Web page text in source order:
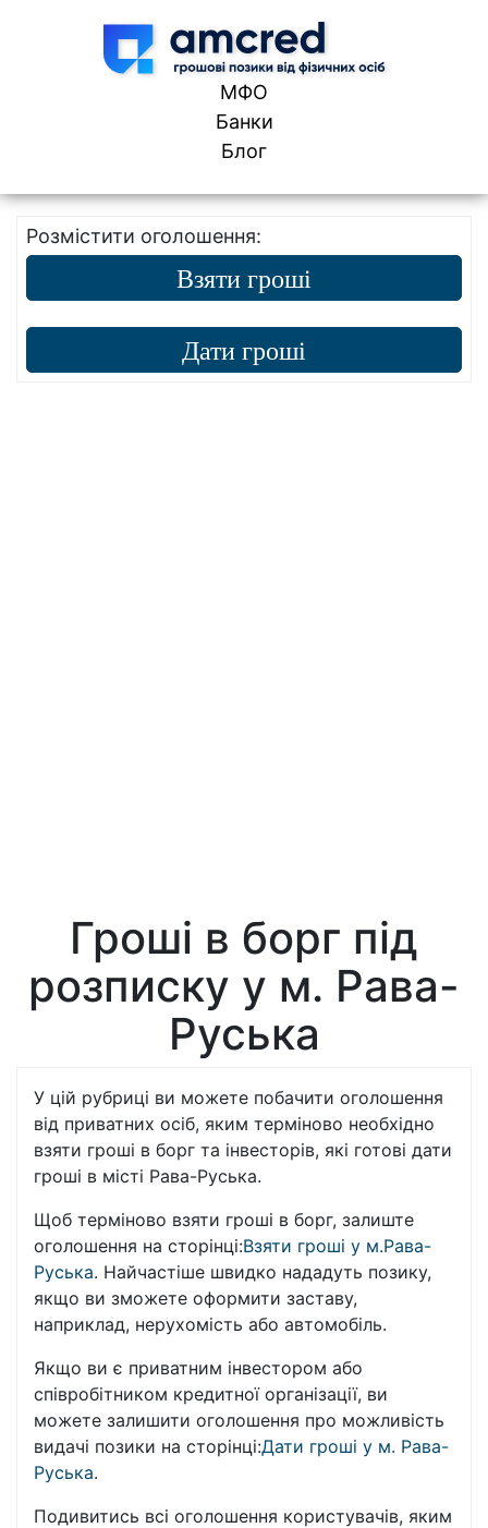
МФО
Банки
Блог
Розмістити оголошення:
Взяти гроші
Дати гроші
Гроші в борг під
розписку у м. Рава-
Руська
У цій рубриці ви можете побачити оголошення
від приватних осіб, яким терміново необхідно
взяти гроші в борг та інвесторів, які готові дати
гроші в місті Рава-Руська.
Щоб терміново взяти гроші в борг, залиште
оголошення на сторінці:Взяти гроші у м.Рава-
Руська. Найчастіше швидко нададуть позику,
якщо ви зможете оформити заставу,
наприклад, нерухомість або автомобіль.
Якщо ви є приватним інвестором або
співробітником кредитної організації, ви
можете залишити оголошення про можливість
видачі позики на сторінці:Дати гроші у м. Рава-
Руська.
Подивитись всі оголошення користувачів, яким